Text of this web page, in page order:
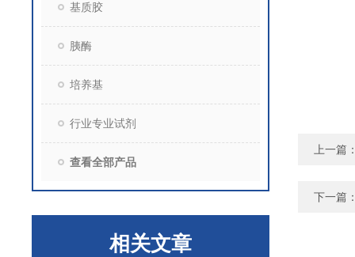
基质胶
胰酶
培养基
行业专业试剂
查看全部产品
相关文章
上一篇
下一篇